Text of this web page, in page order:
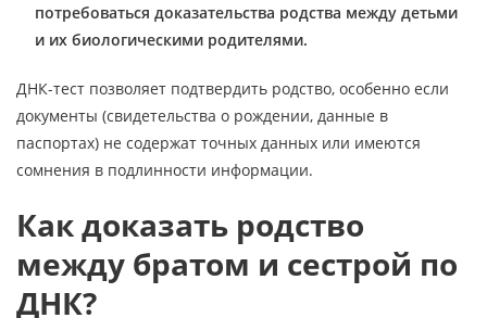
потребоваться доказательства родства между детьми
и их биологическими родителями.
ДНК-тест позволяет подтвердить родство, особенно если
документы (свидетельства о рождении, данные в
паспортах) не содержат точных данных или имеются
сомнения в подлинности информации.
Как доказать родство
между братом и сестрой по
ДНК?